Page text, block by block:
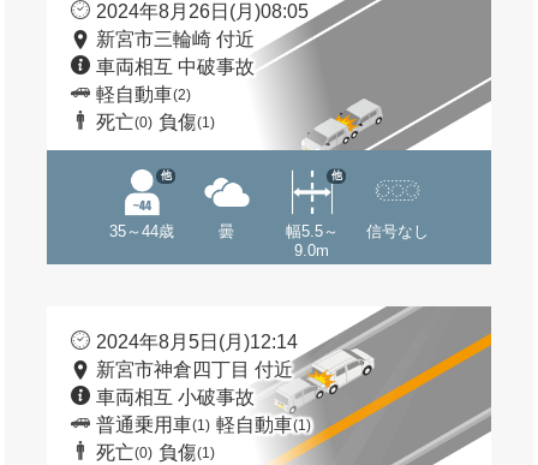
2024年8月26日(月)08:05
新宮市三輪崎 付近
車両相互 中破事故
軽自動車(2)
死亡(0) 負傷(1)
35～44歳
他
曇
幅5.5～
9.0m
他
信号なし
2024年8月5日(月)12:14
新宮市神倉四丁目 付近
車両相互 小破事故
普通乗用車(1) 軽自動車(1)
死亡(0) 負傷(1)